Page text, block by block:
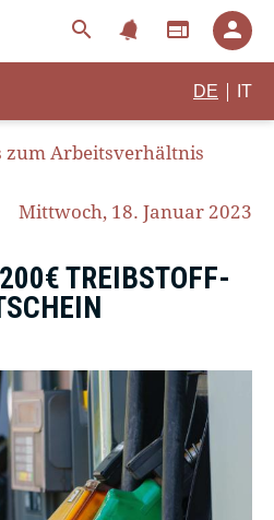
search notifications web person
DE IT
zum Arbeitsverhältnis
Mittwoch, 18. Januar 2023
TREIBSTOFF-